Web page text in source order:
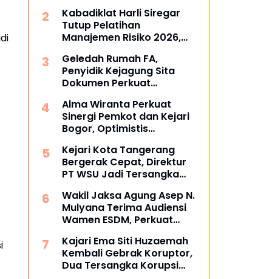
Kejaksaan
Kabadiklat Harli Siregar
Tutup Pelatihan
Manajemen Risiko 2026,
Agen Perubahan di Seluruh
Satker Kejaksaan
Geledah Rumah FA,
Penyidik Kejagung Sita
Dokumen Perkuat
Alma Wiranta Perkuat
Sinergi Pemkot dan Kejari
Bogor, Optimistis
Perdata Tanpa Rugikan
Daerah
Kejari Kota Tangerang
Bergerak Cepat, Direktur
PT WSU Jadi Tersangka
Operasional Boeing 737-
300
Wakil Jaksa Agung Asep N.
Mulyana Terima Audiensi
Wamen ESDM, Perkuat
Sektor Energi Nasional
Kajari Ema Siti Huzaemah
Kembali Gebrak Koruptor,
Dua Tersangka Korupsi